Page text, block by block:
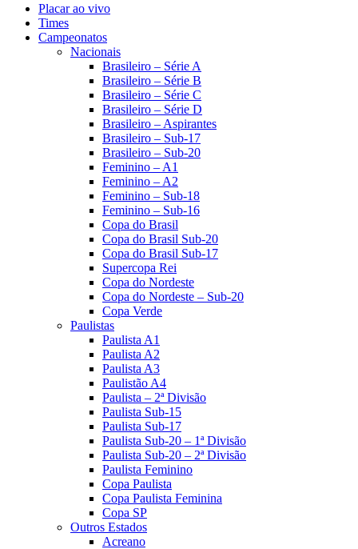
Placar ao vivo
Times
Campeonatos
Nacionais
Brasileiro – Série A
Brasileiro – Série B
Brasileiro – Série C
Brasileiro – Série D
Brasileiro – Aspirantes
Brasileiro – Sub-17
Brasileiro – Sub-20
Feminino – A1
Feminino – A2
Feminino – Sub-18
Feminino – Sub-16
Copa do Brasil
Copa do Brasil Sub-20
Copa do Brasil Sub-17
Supercopa Rei
Copa do Nordeste
Copa do Nordeste – Sub-20
Copa Verde
Paulistas
Paulista A1
Paulista A2
Paulista A3
Paulistão A4
Paulista – 2ª Divisão
Paulista Sub-15
Paulista Sub-17
Paulista Sub-20 – 1ª Divisão
Paulista Sub-20 – 2ª Divisão
Paulista Feminino
Copa Paulista
Copa Paulista Feminina
Copa SP
Outros Estados
Acreano